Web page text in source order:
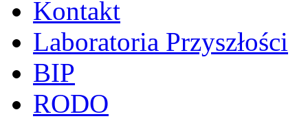
Kontakt
Laboratoria Przyszłości
BIP
RODO